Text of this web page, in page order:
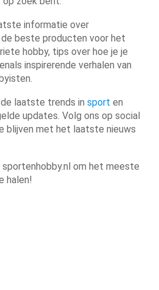
informatie over
beste producten voor het
hobby, tips over hoe je je
inspirerende verhalen van
laatste trends in sport en
updates. Volg ons op social
blijven met het laatste nieuws
sportenhobby.nl om het meeste
halen!